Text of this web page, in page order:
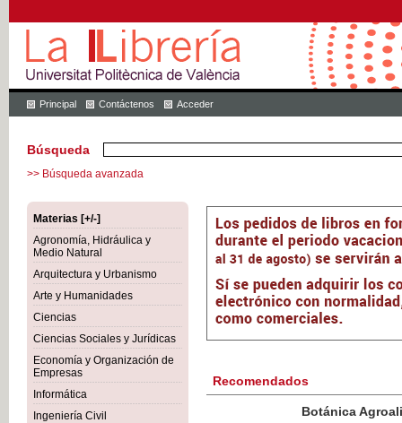
Principal Contáctenos Acceder
Búsqueda
>> Búsqueda avanzada
Materias [+/-]
Agronomía, Hidráulica y
Medio Natural
Arquitectura y Urbanismo
Arte y Humanidades
Ciencias
Ciencias Sociales y Jurídicas
Economía y Organización de
Empresas
Informática
Ingeniería Civil
Recomendados
Botánica Agroalimentaria